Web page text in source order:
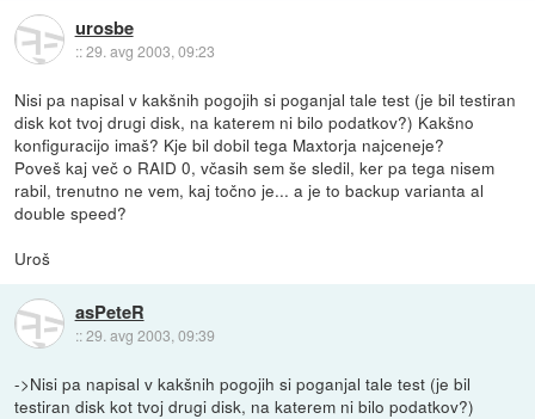
urosbe
::29. avg 2003, 09:23
Nisi pa napisal v kakšnih pogojih si poganjal tale test (je bil testiran
disk kot tvoj drugi disk, na katerem ni bilo podatkov?) Kakšno
konfiguracijo imaš? Kje bil dobil tega Maxtorja najceneje?
Poveš kaj več o RAID 0, včasih sem še sledil, ker pa tega nisem
rabil, trenutno ne vem, kaj točno je... a je to backup varianta al
double speed?
Uroš
asPeteR
::29. avg 2003, 09:39
->Nisi pa napisal v kakšnih pogojih si poganjal tale test (je bil
testiran disk kot tvoj drugi disk, na katerem ni bilo podatkov?)